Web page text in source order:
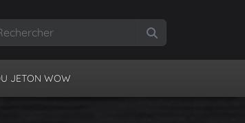
JETON WOW